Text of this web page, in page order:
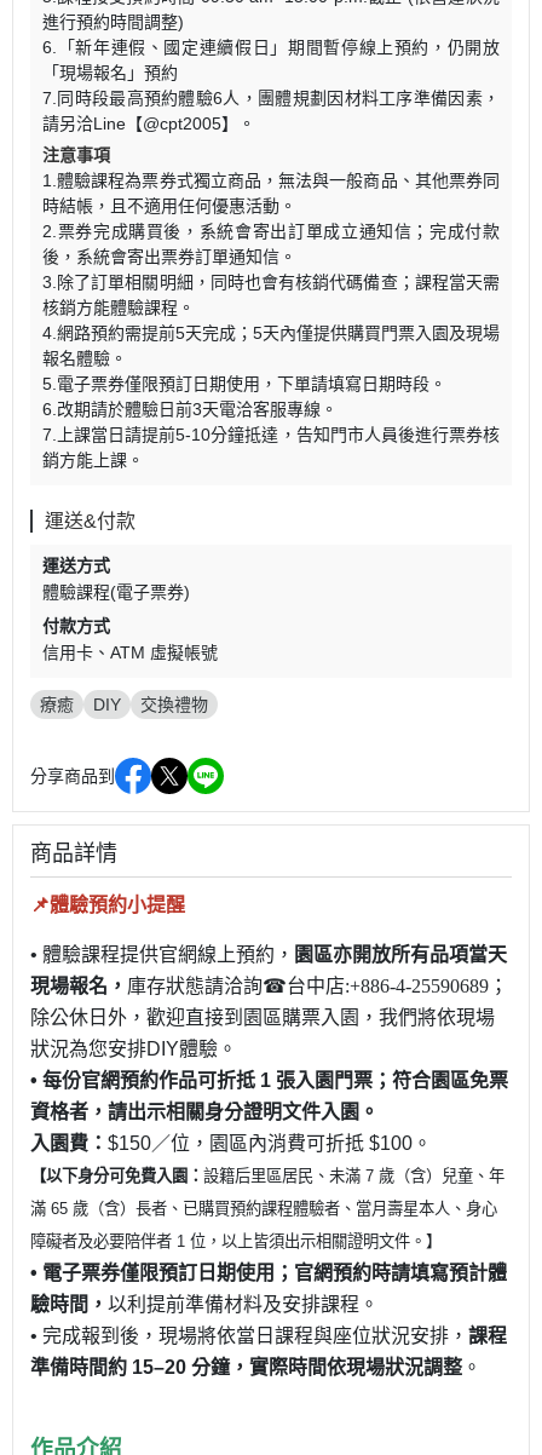
進行預約時間調整)
6.「新年連假、國定連續假日」期間暫停線上預約，仍開放
「現場報名」預約
7.同時段最高預約體驗6人，團體規劃因材料工序準備因素，
請另洽Line【@cpt2005】。
注意事項
1.體驗課程為票券式獨立商品，無法與一般商品、其他票券同
時結帳，且不適用任何優惠活動。
2.票券完成購買後，系統會寄出訂單成立通知信；完成付款
後，系統會寄出票券訂單通知信。
3.除了訂單相關明細，同時也會有核銷代碼備查；課程當天需
核銷方能體驗課程。
4.網路預約需提前5天完成；5天內僅提供購買門票入園及現場
報名體驗。
5.電子票券僅限預訂日期使用，下單請填寫日期時段。
6.改期請於體驗日前3天電洽客服專線。
7.上課當日請提前5-10分鐘抵達，告知門市人員後進行票券核
銷方能上課。
運送&付款
運送方式
體驗課程(電子票券)
付款方式
信用卡
ATM 虛擬帳號
療癒 DIY 交換禮物
分享商品到
商品詳情
📌體驗預約小提醒
• 體驗課程提供官網線上預約， 園區亦開放所有品項當天
現場報名， 庫存狀態請洽詢☎台中店:+886-4-25590689 ；
除公休日外，歡迎直接到園區購票入園，我們將依現場
狀況為您安排DIY體驗。
• 每份官網預約作品可折抵 1 張入園門票；符合園區免票
資格者，請出示相關身分證明文件入園。
入園費： $150／位，園區內消費可折抵 $100 。
【以下身分可免費入園： 設籍后里區居民、未滿 7 歲（含）兒童、年
滿 65 歲（含）長者、已購買預約課程體驗者、當月壽星本人、身心
障礙者及必要陪伴者 1 位，以上皆須出示相關證明文件。】
• 電子票券僅限預訂日期使用；官網預約時請填寫預計體
驗時間， 以利提前準備材料及安排課程。
• 完成報到後，現場將依當日課程與座位狀況安排， 課程
準備時間約 15–20 分鐘，實際時間依現場狀況調整 。
作品介紹